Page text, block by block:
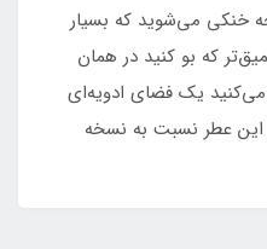
خنکی می‌شوید که بسیار
که بو کنید در همان
یک فضای ادویه‌ای
این عطر نسبت به نسخه